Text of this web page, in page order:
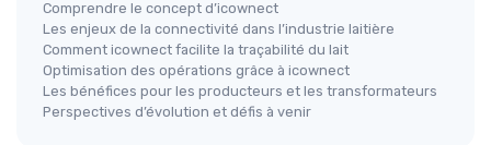
Comprendre le concept d’icownect
Les enjeux de la connectivité dans l’industrie laitière
Comment icownect facilite la traçabilité du lait
Optimisation des opérations grâce à icownect
Les bénéfices pour les producteurs et les transformateurs
Perspectives d’évolution et défis à venir